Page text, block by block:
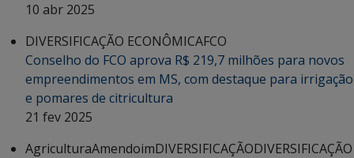
10 abr 2025
DIVERSIFICAÇÃO ECONÔMICAFCO
Conselho do FCO aprova R$ 219,7 milhões para novos
empreendimentos em MS, com destaque para irrigação
e pomares de citricultura
21 fev 2025
AgriculturaAmendoimDIVERSIFICAÇÃODIVERSIFICAÇÃO